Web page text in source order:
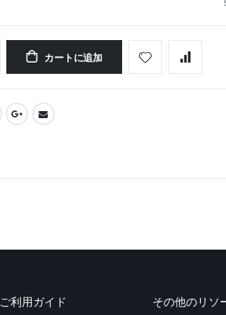
カートに追加
ご利用ガイド その他のリソ